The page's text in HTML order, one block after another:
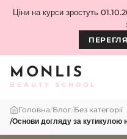
Skip to content
MONLIS
BEAUTY SCHOOL
Ціни на курси зростуть
Головна/Блог/Без категорії
/Основи догляду за кутикулою